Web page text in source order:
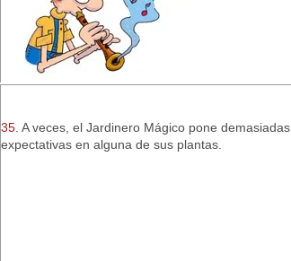
35. A veces, el Jardinero Mágico pone demasiadas
expectativas en alguna de sus plantas.